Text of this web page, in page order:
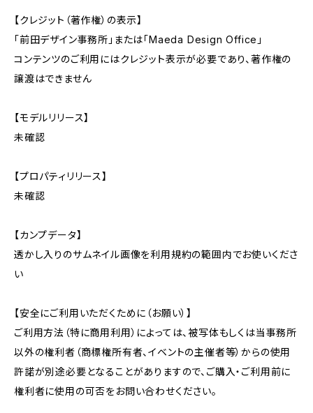
【クレジット（著作権）の表示】
「前田デザイン事務所」または「Maeda Design Office」
コンテンツのご利用にはクレジット表示が必要であり、著作権の
譲渡はできません
【モデルリリース】
未確認
【プロパティリリース】
未確認
【カンプデータ】
透かし入りのサムネイル画像を利用規約の範囲内でお使いくださ
い
【安全にご利用いただくために（お願い）】
ご利用方法（特に商用利用）によっては、被写体もしくは当事務所
以外の権利者（商標権所有者、イベントの主催者等）からの使用
許諾が別途必要となることがありますので、ご購入・ご利用前に
権利者に使用の可否をお問い合わせください。